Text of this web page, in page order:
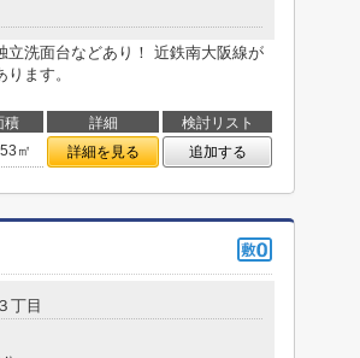
立洗面台などあり！ 近鉄南大阪線が
ます。
積 詳細
検討リスト
㎡ 詳細を見る 追加する
３丁目